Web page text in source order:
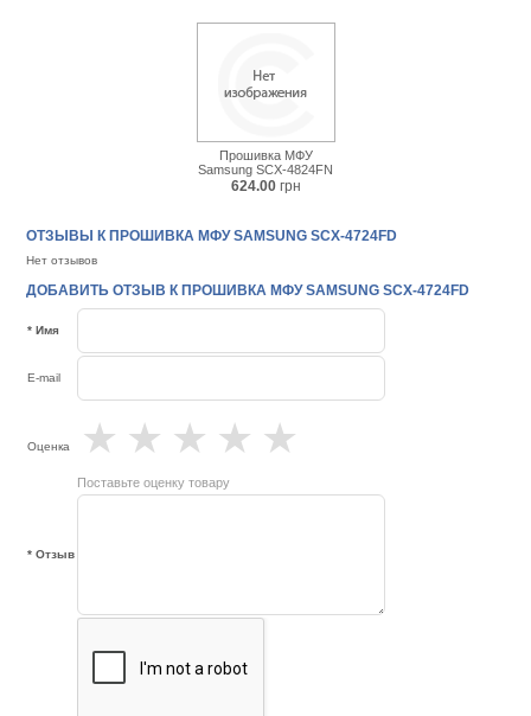
Прошивка МФУ
Samsung SCX-4824FN
624.00 грн
ОТЗЫВЫ К ПРОШИВКА МФУ SAMSUNG SCX-4724FD
Нет отзывов
ДОБАВИТЬ ОТЗЫВ К ПРОШИВКА МФУ SAMSUNG SCX-4724FD
* Имя
E-mail
Оценка ★
★
★
★
★
Поставьте оценку товару
* Отзыв